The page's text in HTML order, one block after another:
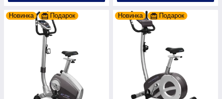
Новинка Подарок Новинка Подарок